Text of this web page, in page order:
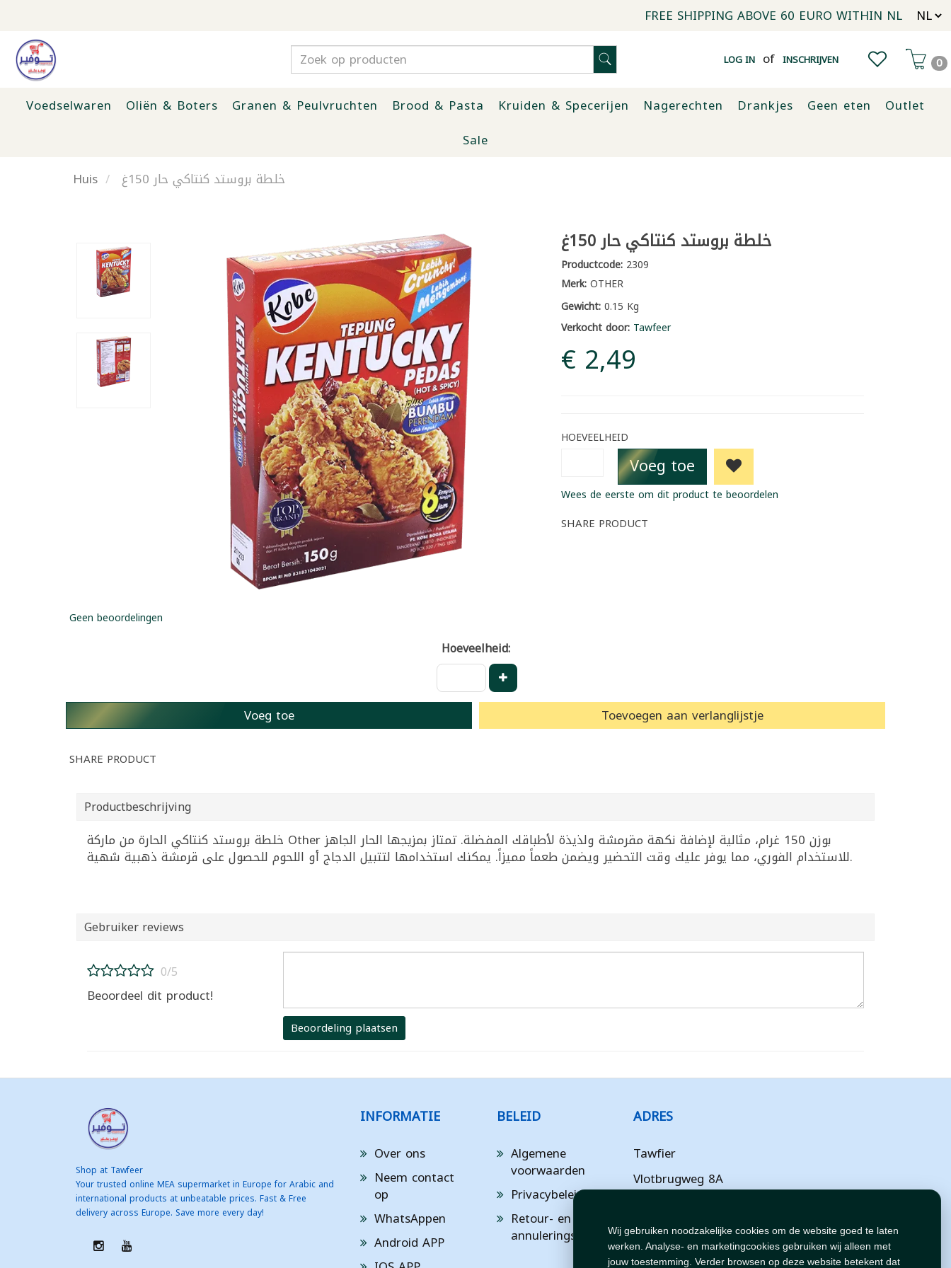
Wij gebruiken noodzakelijke cookies om de website goed te laten
werken. Analyse- en marketingcookies gebruiken wij alleen met
jouw toestemming. Verder browsen op deze website betekent dat
FREE SHIPPING ABOVE 60 EURO WITHIN NL
LOG IN of INSCHRIJVEN 0
Voedselwaren Oliën & Boters Granen & Peulvruchten Brood & Pasta Kruiden & Specerijen Nagerechten Drankjes Geen eten
Outlet
Sale
Huis
خلطة بروستد كنتاكي حار 150غ
خلطة بروستد كنتاكي حار 150غ
Productcode:2309
Merk:OTHER
Gewicht:0.15 Kg
Verkocht door: Tawfeer
€ 2,49
HOEVEELHEID
Voeg toe
Wees de eerste om dit product te beoordelen
SHARE PRODUCT
Geen beoordelingen
Hoeveelheid:
Voeg toe Toevoegen aan verlanglijstje
SHARE PRODUCT
Productbeschrijving
خلطة بروستد كنتاكي الحارة من ماركة Other بوزن 150 غرام، مثالية لإضافة نكهة مقرمشة ولذيذة لأطباقك المفضلة. تمتاز بمزيجها الحار الجاهز
للاستخدام الفوري، مما يوفر عليك وقت التحضير ويضمن طعماً مميزاً. يمكنك استخدامها لتتبيل الدجاج أو اللحوم للحصول على قرمشة ذهبية شهية.
Gebruiker reviews
0/5
Beoordeel dit product!
Beoordeling plaatsen
Shop at Tawfeer
Your trusted online MEA supermarket in Europe for Arabic and
international products at unbeatable prices. Fast & Free
delivery across Europe. Save more every day!
INFORMATIE
Over ons
Neem contact
op
WhatsAppen
Android APP
BELEID
Algemene
voorwaarden
Privacybeleid
Retour- en
annuleringsbeleid
ADRES
Tawfier
Vlotbrugweg 8A
Flevoland
NL